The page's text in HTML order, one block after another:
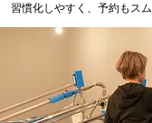
習慣化しやすく、予約もスム